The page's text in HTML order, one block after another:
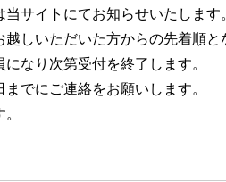
サイトにてお知らせいたします
しいただいた方からの先着順と
なり次第受付を終了します。
でにご連絡をお願いします。